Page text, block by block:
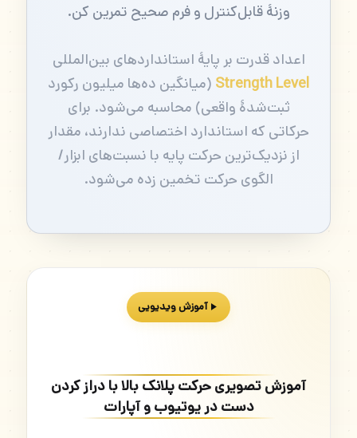
وزنهٔ قابل‌کنترل و فرم صحیح تمرین کن.
اعداد قدرت بر پایهٔ استانداردهای بین‌المللی
Strength Level (میانگین ده‌ها میلیون رکورد
ثبت‌شدهٔ واقعی) محاسبه می‌شود. برای
حرکاتی که استاندارد اختصاصی ندارند، مقدار
از نزدیک‌ترین حرکت پایه با نسبت‌های ابزار/
الگوی حرکت تخمین زده می‌شود.
آموزش ویدیویی
آموزش تصویری حرکت پلانک بالا با دراز کردن
دست در یوتیوب و آپارات